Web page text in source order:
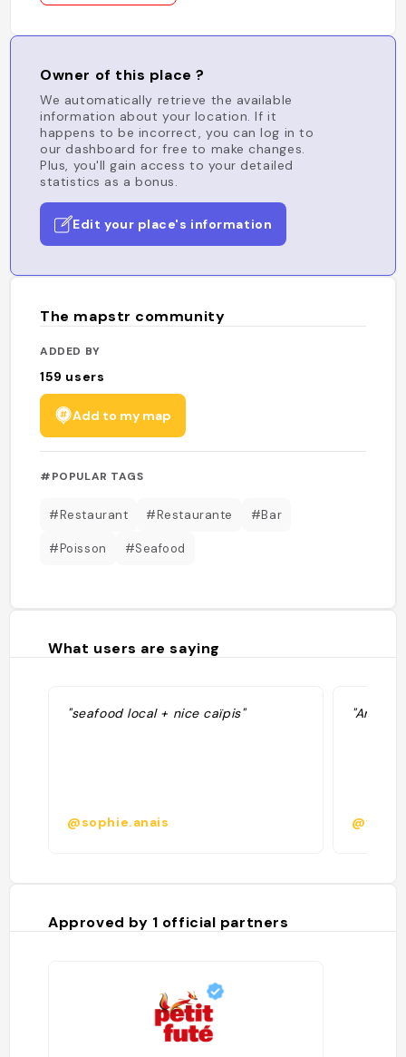
Owner of this place ?
We automatically retrieve the available
information about your location. If it
happens to be incorrect, you can log in to
our dashboard for free to make changes.
Plus, you'll gain access to your detailed
statistics as a bonus.
Edit your place's information
The mapstr community
ADDED BY
159 users
Add to my map
#POPULAR TAGS
#Restaurant #Restaurante #Bar
#Poisson #Seafood
What users are saying
"seafood local + nice caïpis"
@sophie.anais
Approved by 1 official partners